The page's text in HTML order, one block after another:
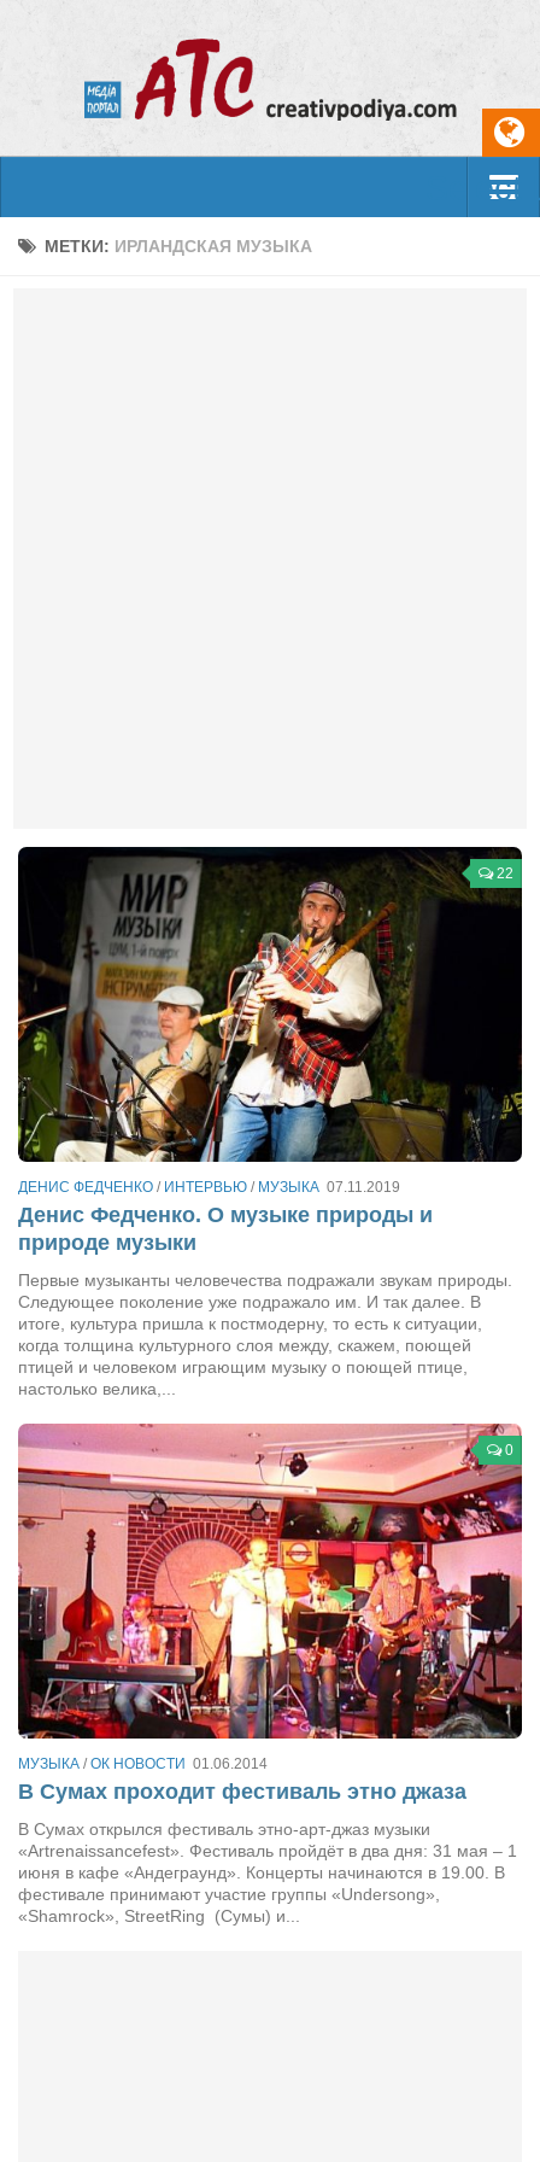
События
Деньги
Традиции
Опросы
Экология
Здоровье
Здоровый образ жизни
Сам себе доктор
Активный отдых
Досье
Лариса Ильченко
Орест Коваль
Тамара Кубракова
Елена Мельник
Вера Паненко
Семён Салатенко
Сергей Шепилов
Актёры
Валентин Бурый
Артём Мяус
Александра Сокол
Барды
Владимир Айзенберг
Игорь Добровольский
Ольга Козаченко
Оксана Скоробагатская
МЕТКИ: ИРЛАНДСКАЯ МУЗЫКА
22
ДЕНИС ФЕДЧЕНКО / ИНТЕРВЬЮ / МУЗЫКА 07.11.2019
Денис Федченко. О музыке природы и
природе музыки
Первые музыканты человечества подражали звукам природы.
Следующее поколение уже подражало им. И так далее. В
итоге, культура пришла к постмодерну, то есть к ситуации,
когда толщина культурного слоя между, скажем, поющей
птицей и человеком играющим музыку о поющей птице,
настолько велика,...
0
МУЗЫКА /ОК НОВОСТИ 01.06.2014
В Сумах проходит фестиваль этно джаза
В Сумах открылся фестиваль этно-арт-джаз музыки
«Artrenaissancefest». Фестиваль пройдёт в два дня: 31 мая – 1
июня в кафе «Андеграунд». Концерты начинаются в 19.00. В
фестивале принимают участие группы «Undersong»,
«Shamrock», StreetRing (Сумы) и...